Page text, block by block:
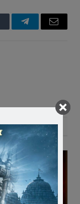
TelegramEmail